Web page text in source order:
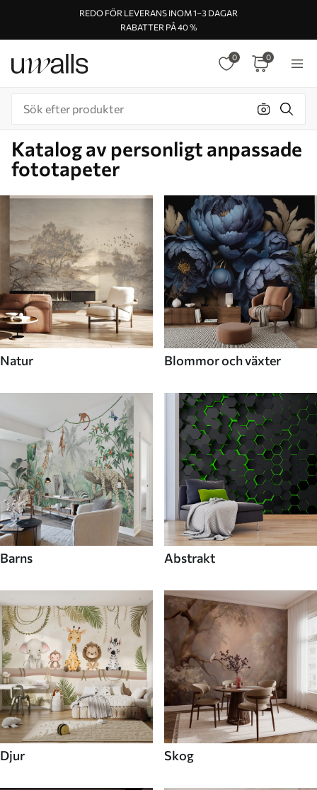
REDO FÖR LEVERANS INOM 1–3 DAGAR
RABATTER PÅ 40 %
0 0
Katalog av personligt anpassade
fototapeter
Natur Blommor och växter
Barns Abstrakt
Djur Skog